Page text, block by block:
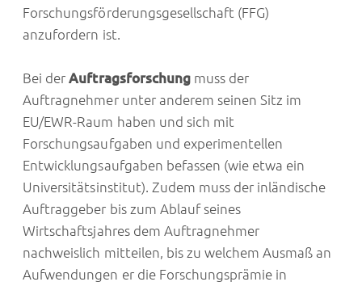
Forschungsförderungsgesellschaft (FFG)
anzufordern ist.
Bei derAuftragsforschung muss der
Auftragnehmer unter anderem seinen Sitz im
EU/EWR-Raum haben und sich mit
Forschungsaufgaben und experimentellen
Entwicklungsaufgaben befassen (wie etwa ein
Universitätsinstitut). Zudem muss der inländische
Auftraggeber bis zum Ablauf seines
Wirtschaftsjahres dem Auftragnehmer
nachweislich mitteilen, bis zu welchem Ausmaß an
Aufwendungen er die Forschungsprämie in